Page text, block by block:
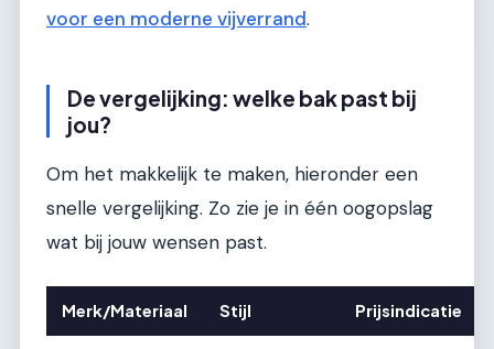
voor een moderne vijverrand.
De vergelijking: welke bak past bij
jou?
Om het makkelijk te maken, hieronder een
snelle vergelijking. Zo zie je in één oogopslag
wat bij jouw wensen past.
Merk/Materiaal Stijl Prijsindicatie